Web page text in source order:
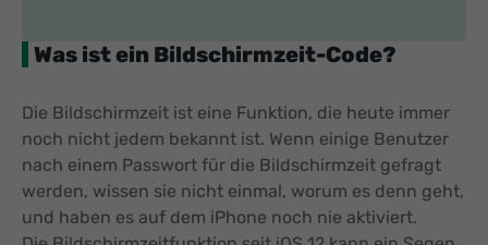
Was ist ein Bildschirmzeit-Code?
Die Bildschirmzeit ist eine Funktion, die heute immer
noch nicht jedem bekannt ist. Wenn einige Benutzer
nach einem Passwort für die Bildschirmzeit gefragt
werden, wissen sie nicht einmal, worum es denn geht,
und haben es auf dem iPhone noch nie aktiviert.